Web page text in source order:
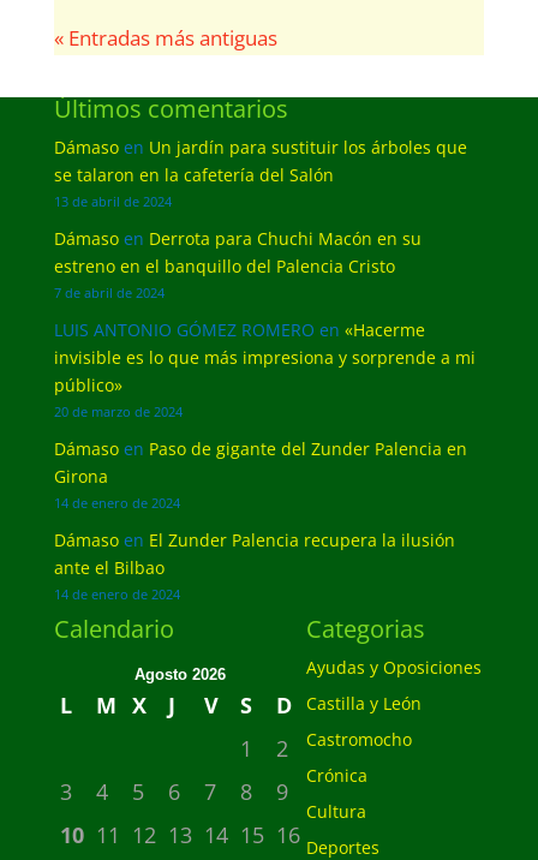
« Entradas más antiguas
Últimos comentarios
Dámasoen Un jardín para sustituir los árboles que
se talaron en la cafetería del Salón
13 de abril de 2024
Dámasoen Derrota para Chuchi Macón en su
estreno en el banquillo del Palencia Cristo
7 de abril de 2024
LUIS ANTONIO GÓMEZ ROMERO en «Hacerme
invisible es lo que más impresiona y sorprende a mi
público»
20 de marzo de 2024
Dámasoen Paso de gigante del Zunder Palencia en
Girona
14 de enero de 2024
Dámasoen El Zunder Palencia recupera la ilusión
ante el Bilbao
14 de enero de 2024
Calendario
Agosto 2026
L M X J V S
D
1
2
3
4 5 6 7 8
9
10 11 12 13 14 15 16
Categorias
Ayudas y Oposiciones
Castilla y León
Castromocho
Crónica
Cultura
Deportes